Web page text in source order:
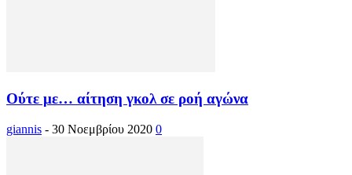
Ούτε με… αίτηση γκολ σε ροή αγώνα
giannis - 30 Νοεμβρίου 2020 0